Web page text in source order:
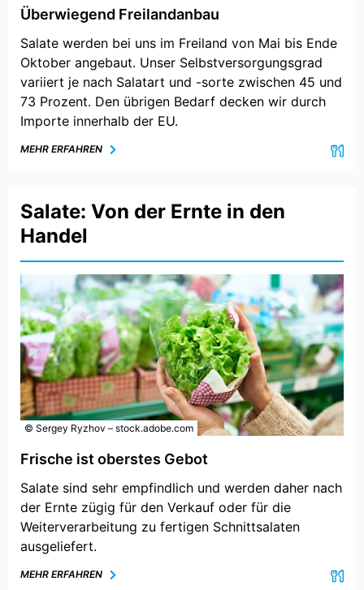
Überwiegend Freilandanbau
Salate werden bei uns im Freiland von Mai bis Ende
Oktober angebaut. Unser Selbstversorgungsgrad
variiert je nach Salatart und -sorte zwischen 45 und
73 Prozent. Den übrigen Bedarf decken wir durch
Importe innerhalb der EU.
MEHR ERFAHREN
© Sergey Ryzhov – stock.adobe.com
Salate: Von der Ernte in den
Handel
Frische ist oberstes Gebot
Salate sind sehr empfindlich und werden daher nach
der Ernte zügig für den Verkauf oder für die
Weiterverarbeitung zu fertigen Schnittsalaten
ausgeliefert.
MEHR ERFAHREN